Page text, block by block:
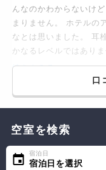
んなのかわからないけ
まりません。 ホテルの
なとは思いました。 耳
かなるレベルではあり
続きをみる...
口
空室を検索
宿泊日
宿泊日を選択